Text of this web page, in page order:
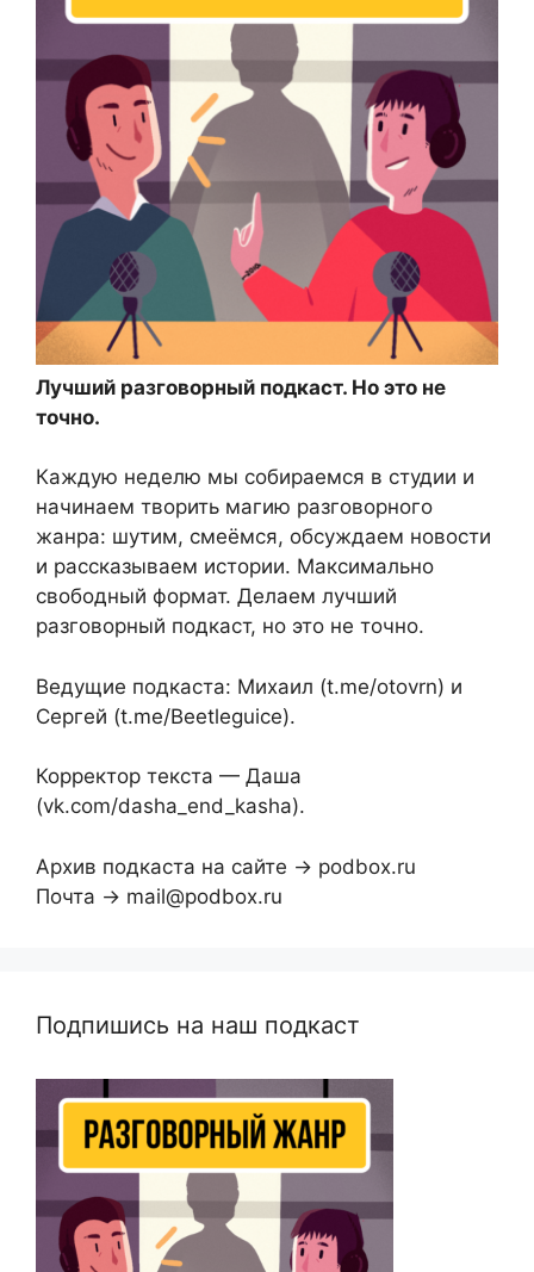
Лучший разговорный подкаст. Но это не
точно.
Каждую неделю мы собираемся в студии и
начинаем творить магию разговорного
жанра: шутим, смеёмся, обсуждаем новости
и рассказываем истории. Максимально
свободный формат. Делаем лучший
разговорный подкаст, но это не точно.
Ведущие подкаста: Михаил (t.me/otovrn) и
Сергей (t.me/Beetleguice).
Корректор текста — Даша
(vk.com/dasha_end_kasha).
Архив подкаста на сайте → podbox.ru
Почта → mail@podbox.ru
Подпишись на наш подкаст